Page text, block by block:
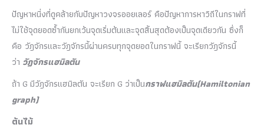
ปัญหาหนี่งที่ดูคล้ายกับปัญหาวงจรออยเลอร์ คือปัญหาการหาวิถีในกราฟที่
ไม่ใช้จุดยอดซ้ำกันยกเว้นจุดเริ่มต้นและจุดสิ้นสุดต้องเป็นจุดเดียวกัน ซึ่งก็
คือ วัฎจักรและวัฎจักรนี้ผ่านครบทุกจุดยอดในกราฟนี้ จะเรียกวัฎจักรนี้
ว่า วัฎจักรแฮมิลตัน
ถ้า G มีวัฎจักรแฮมิลตัน จะเรียก G ว่าเป็นกราฟแฮมิลตัน(Hamiltonian
graph)
ต้นไม้